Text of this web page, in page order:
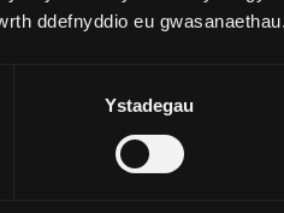
ddefnyddio eu
Ystadegau
y Rhaglen cyn gynted
ar sgôr cyfweliad.